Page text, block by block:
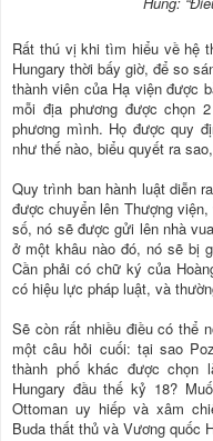
Rất thú vị khi tìm hiểu về hệ
Hungary thời bấy giờ, để so
thành viên của Hạ viện được
mỗi địa phương được chọn
phương mình. Họ được quy
như thế nào, biểu quyết ra
Quy trình ban hành luật diễn
được chuyển lên Thượng
số, nó sẽ được gửi lên nhà
ở một khâu nào đó, nó sẽ bị
Cần phải có chữ ký của
có hiệu lực pháp luật, và
Sẽ còn rất nhiều điều có thể
một câu hỏi cuối: tại sao
thành phố khác được chọn
Hungary đầu thế kỷ 18?
Ottoman uy hiếp và xâm
Buda thất thủ và Vương quốc